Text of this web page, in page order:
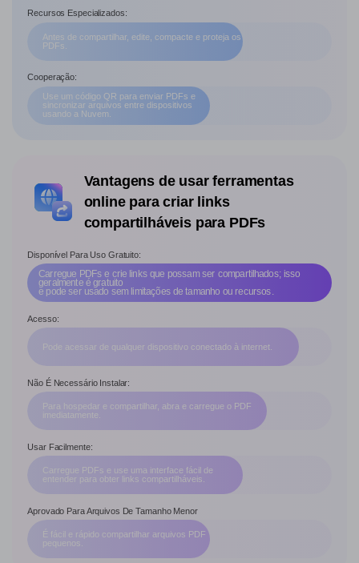
Recursos Especializados:
Antes de compartilhar, edite, compacte e proteja os
PDFs.
Cooperação:
Use um código QR para enviar PDFs e
sincronizar arquivos entre dispositivos
usando a Nuvem.
Vantagens de usar ferramentas
online para criar links
compartilháveis para PDFs
Disponível Para Uso Gratuito:
Carregue PDFs e crie links que possam ser compartilhados; isso
geralmente é gratuito
e pode ser usado sem limitações de tamanho ou recursos.
Acesso:
Pode acessar de qualquer dispositivo conectado à internet.
Não É Necessário Instalar:
Para hospedar e compartilhar, abra e carregue o PDF
imediatamente.
Usar Facilmente:
Carregue PDFs e use uma interface fácil de
entender para obter links compartilháveis.
Aprovado Para Arquivos De Tamanho Menor
É fácil e rápido compartilhar arquivos PDF
pequenos.